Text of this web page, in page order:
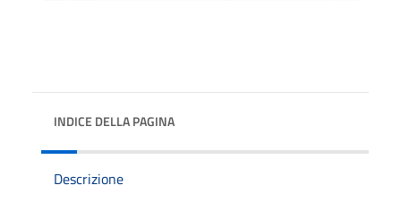
INDICE DELLA PAGINA
Descrizione